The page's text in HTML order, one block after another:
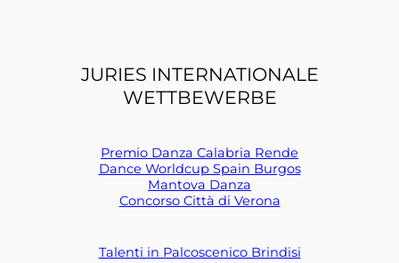
JURIES INTERNATIONALE
WETTBEWERBE
Premio Danza Calabria Rende
Dance Worldcup Spain Burgos
Mantova Danza
Concorso Città di Verona
Talenti in Palcoscenico Brindisi